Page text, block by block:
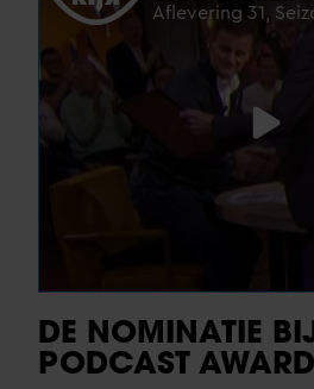
DE NOMINATIE
PODCAST